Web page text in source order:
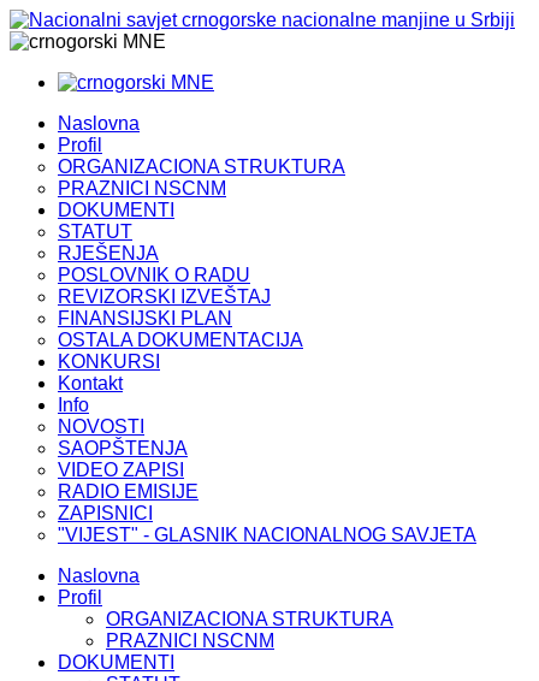
MNE
MNE
Naslovna
Profil
ORGANIZACIONA STRUKTURA
PRAZNICI NSCNM
DOKUMENTI
STATUT
RJEŠENJA
POSLOVNIK O RADU
REVIZORSKI IZVEŠTAJ
FINANSIJSKI PLAN
OSTALA DOKUMENTACIJA
KONKURSI
Kontakt
Info
NOVOSTI
SAOPŠTENJA
VIDEO ZAPISI
RADIO EMISIJE
ZAPISNICI
"VIJEST" - GLASNIK NACIONALNOG SAVJETA
Naslovna
Profil
ORGANIZACIONA STRUKTURA
PRAZNICI NSCNM
DOKUMENTI